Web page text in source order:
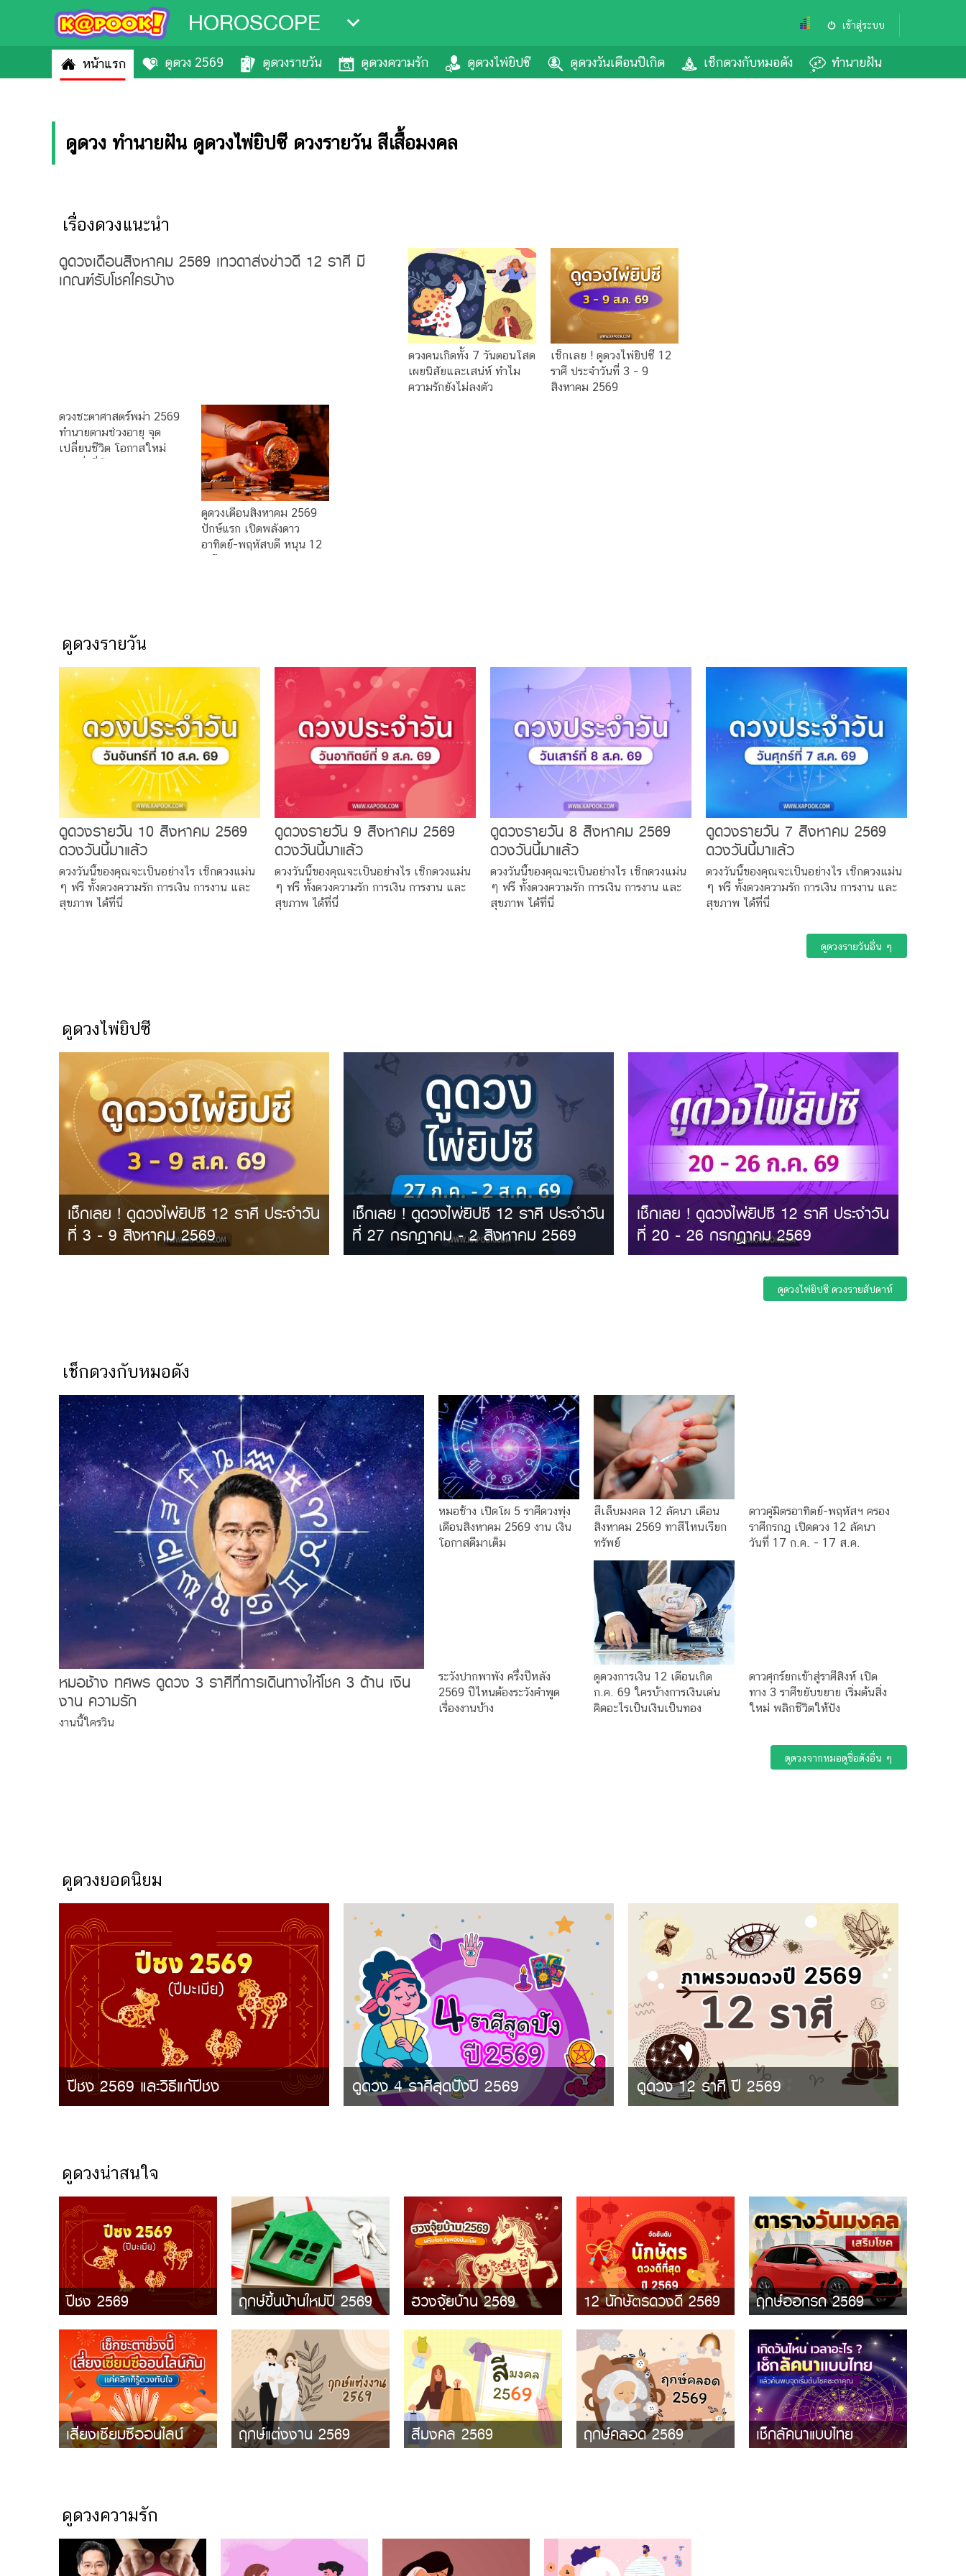
HOROSCOPE เข้าสู่ระบบ
หน้าแรก ดูดวง 2569 ดูดวงรายวัน ดูดวงความรัก ดูดวงไพ่ยิปซี ดูดวงวันเดือนปีเกิด เช็กดวงกับหมอดัง ทำนายฝัน
ดูดวง ทำนายฝัน ดูดวงไพ่ยิปซี ดวงรายวัน สีเสื้อมงคล
เรื่องดวงแนะนำ
ดูดวงเดือนสิงหาคม 2569 เทวดาส่งข่าวดี 12 ราศี มี
เกณฑ์รับโชคใครบ้าง
ดวงคนเกิดทั้ง 7 วันตอนโสด
เผยนิสัยและเสน่ห์ ทำไม
ความรักยังไม่ลงตัว
เช็กเลย ! ดูดวงไพ่ยิปซี 12
ราศี ประจำวันที่ 3 - 9
สิงหาคม 2569
ดวงชะตาศาสตร์พม่า 2569
ทำนายตามช่วงอายุ จุด
เปลี่ยนชีวิต โอกาสใหม่
ดูดวงเดือนสิงหาคม 2569
ปักษ์แรก เปิดพลังดาว
อาทิตย์-พฤหัสบดี หนุน 12
ดูดวงรายวัน
ดูดวงรายวัน 10 สิงหาคม 2569
ดวงวันนี้มาแล้ว
ดวงวันนี้ของคุณจะเป็นอย่างไร เช็กดวงแม่น
ๆ ฟรี ทั้งดวงความรัก การเงิน การงาน และ
สุขภาพ ได้ที่นี่
ดูดวงรายวัน 9 สิงหาคม 2569
ดวงวันนี้มาแล้ว
ดวงวันนี้ของคุณจะเป็นอย่างไร เช็กดวงแม่น
ๆ ฟรี ทั้งดวงความรัก การเงิน การงาน และ
สุขภาพ ได้ที่นี่
ดูดวงรายวัน 8 สิงหาคม 2569
ดวงวันนี้มาแล้ว
ดวงวันนี้ของคุณจะเป็นอย่างไร เช็กดวงแม่น
ๆ ฟรี ทั้งดวงความรัก การเงิน การงาน และ
สุขภาพ ได้ที่นี่
ดูดวงรายวัน 7 สิงหาคม 2569
ดวงวันนี้มาแล้ว
ดวงวันนี้ของคุณจะเป็นอย่างไร เช็กดวงแม่น
ๆ ฟรี ทั้งดวงความรัก การเงิน การงาน และ
สุขภาพ ได้ที่นี่
ดูดวงรายวันอื่น ๆ
ดูดวงไพ่ยิปซี
เช็กเลย ! ดูดวงไพ่ยิปซี 12 ราศี ประจำวัน
ที่ 3 - 9 สิงหาคม 2569
เช็กเลย ! ดูดวงไพ่ยิปซี 12 ราศี ประจำวัน
ที่ 27 กรกฎาคม - 2 สิงหาคม 2569
เช็กเลย ! ดูดวงไพ่ยิปซี 12 ราศี ประจำวัน
ที่ 20 - 26 กรกฎาคม 2569
ดูดวงไพ่ยิปซี ดวงรายสัปดาห์
เช็กดวงกับหมอดัง
หมอช้าง ทศพร ดูดวง 3 ราศีที่การเดินทางให้โชค 3 ด้าน เงิน
งาน ความรัก
งานนี้ใครวิน
หมอช้าง เปิดโผ 5 ราศีดวงพุ่ง
เดือนสิงหาคม 2569 งาน เงิน
โอกาสดีมาเต็ม
สีเล็บมงคล 12 ลัคนา เดือน
สิงหาคม 2569 ทาสีไหนเรียก
ทรัพย์
ดาวคู่มิตรอาทิตย์-พฤหัสฯ ครอง
ราศีกรกฎ เปิดดวง 12 ลัคนา
วันที่ 17 ก.ค. - 17 ส.ค.
ระวังปากพาพัง ครึ่งปีหลัง
2569 ปีไหนต้องระวังคำพูด
เรื่องงานบ้าง
ดูดวงการเงิน 12 เดือนเกิด
ก.ค. 69 ใครบ้างการเงินเด่น
คิดอะไรเป็นเงินเป็นทอง
ดาวศุกร์ยกเข้าสู่ราศีสิงห์ เปิด
ทาง 3 ราศีขยับขยาย เริ่มต้นสิ่ง
ใหม่ พลิกชีวิตให้ปัง
ดูดวงจากหมอดูชื่อดังอื่น ๆ
ดูดวงยอดนิยม
ปีชง 2569 และวิธีแก้ปีชง ดูดวง 4 ราศีสุดปังปี 2569 ดูดวง 12 ราศี ปี 2569
ดูดวงน่าสนใจ
ปีชง 2569 ฤกษ์ขึ้นบ้านใหม่ปี 2569 ฮวงจุ้ยบ้าน 2569 12 นักษัตรดวงดี 2569 ฤกษ์ออกรถ 2569
เสี่ยงเซียมซีออนไลน์ ฤกษ์แต่งงาน 2569 สีมงคล 2569 ฤกษ์คลอด 2569 เช็กลัคนาแบบไทย
ดูดวงความรัก